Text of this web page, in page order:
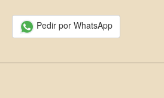
Pedir por WhatsApp